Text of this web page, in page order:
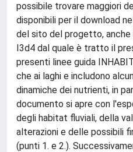
possibile trovare maggiori
disponibili per il download
del sito del progetto, anche
I3d4 dal quale è tratto il
presenti linee guida
che ai laghi e includono
dinamiche dei nutrienti, in
documento si apre con
degli habitat fluviali, della
alterazioni e delle possibili
(punti 1. e 2.).